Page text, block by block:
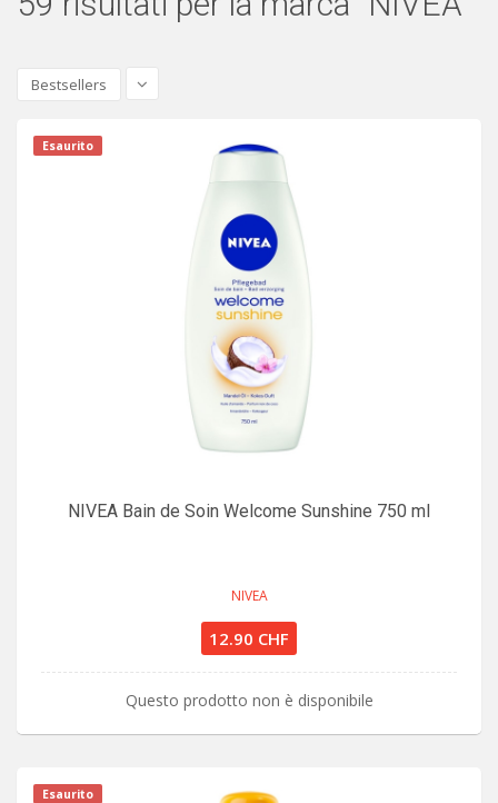
Bestsellers
Esaurito
NIVEA Bain de Soin Welcome Sunshine 750 ml
NIVEA
12.90 CHF
Questo prodotto non è disponibile
Esaurito